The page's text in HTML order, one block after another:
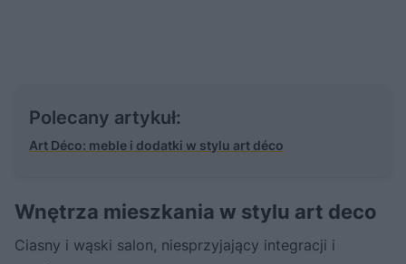
Polecany artykuł:
Art Déco: meble i dodatki w stylu art déco
Wnętrza mieszkania w stylu art deco
Ciasny i wąski salon, niesprzyjający integracji i